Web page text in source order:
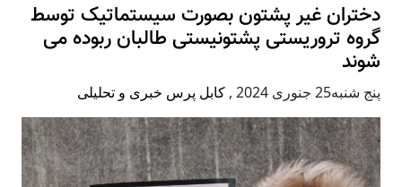
دختران غیر پشتون بصورت سیستماتیک توسط
گروه تروریستی پشتونیستی طالبان ربوده می
شوند
پنج شنبه25 جنوری 2024 , کابل پرس خبری و تحلیلی